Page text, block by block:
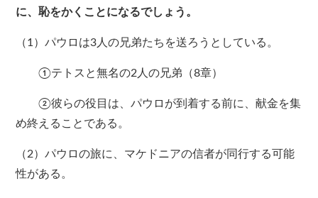
に、恥をかくことになるでしょう。
（1）パウロは3人の兄弟たちを送ろうとしている。
①テトスと無名の2人の兄弟（8章）
②彼らの役目は、パウロが到着する前に、献金を集
め終えることである。
（2）パウロの旅に、マケドニアの信者が同行する可能
性がある。